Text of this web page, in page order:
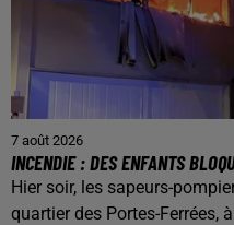
7 août 2026
INCENDIE : DES ENFANTS
Hier soir, les sapeurs-
quartier des Portes-Ferrées,